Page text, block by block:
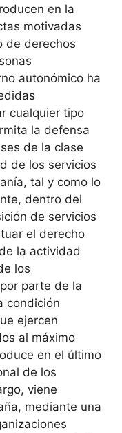
en la
motivadas
de derechos
autonómico ha
cualquier tipo
la defensa
de la clase
de los servicios
tal y como lo
dentro del
de servicios
el derecho
la actividad
los
parte de la
condición
ejercen
al máximo
en el último
de los
viene
mediante una